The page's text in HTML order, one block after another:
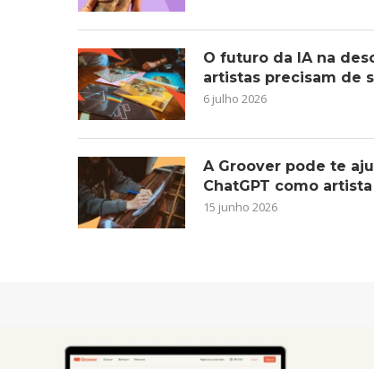
O futuro da IA na
artistas precisam de
6 julho 2026
A Groover pode te
ChatGPT como artista
15 junho 2026